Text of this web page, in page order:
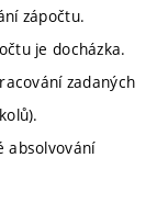
zápočtu.
je docházka.
zadaných
absolvování